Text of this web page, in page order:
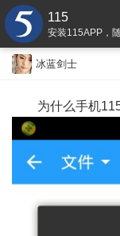
115
安装115APP，
冰蓝剑士
为什么手机